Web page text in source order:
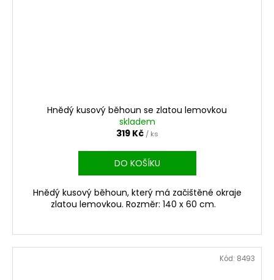
Hnědý kusový běhoun se zlatou lemovkou
skladem
319 Kč / ks
DO KOŠÍKU
Hnědý kusový běhoun, který má začištěné okraje
zlatou lemovkou. Rozměr: 140 x 60 cm.
Kód: 8493